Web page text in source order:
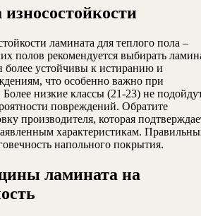
ламината для теплого пола –
полов рекомендуется выбирать
более устойчивы к истиранию и
что особенно важно при
Более низкие классы (21-23) не
повреждений. Обратите
производителя, которая
характеристикам.
напольного покрытия.
ламината на